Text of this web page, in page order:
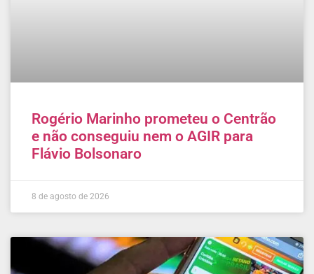
Rogério Marinho prometeu o Centrão
e não conseguiu nem o AGIR para
Flávio Bolsonaro
8 de agosto de 2026